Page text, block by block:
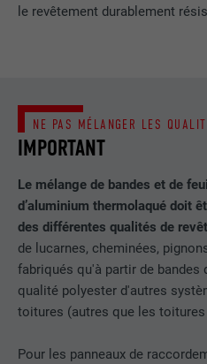
le revêtement durablement
IMPORTANT
NE PAS MÉLANGER LES
Le mélange de bandes et de
d’aluminium thermolaqué doit
des différentes qualités de
de lucarnes, cheminées,
fabriqués qu'à partir de
qualité polyester d'autres
toitures (autres que les toitures
Pour les panneaux de